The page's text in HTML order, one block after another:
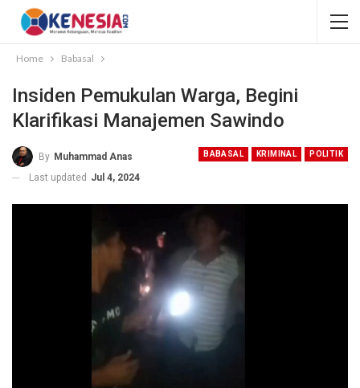
Home Babasal
Insiden Pemukulan Warga, Begini
Klarifikasi Manajemen Sawindo
BABASAL KRIMINAL POLITIK
By Muhammad Anas
Last updated Jul 4, 2024